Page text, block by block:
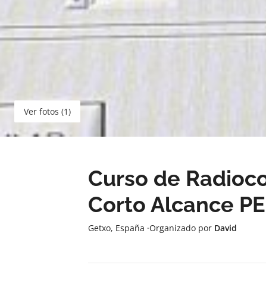
Ver fotos (1)
Curso de
Corto Alcance
Getxo, España ·Organizado por David